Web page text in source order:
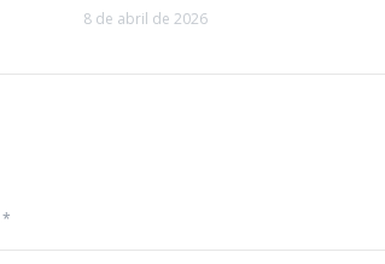
8 de abril de 2026
*